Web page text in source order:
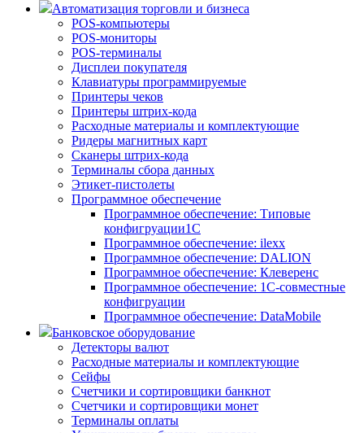
Автоматизация торговли и бизнеса
POS-компьютеры
POS-мониторы
POS-терминалы
Дисплеи покупателя
Клавиатуры программируемые
Принтеры чеков
Принтеры штрих-кода
Расходные материалы и комплектующие
Ридеры магнитных карт
Сканеры штрих-кода
Терминалы сбора данных
Этикет-пистолеты
Программное обеспечение
Программное обеспечение: Типовые
конфигруации1С
Программное обеспечение: ilexx
Программное обеспечение: DALION
Программное обеспечение: Клеверенс
Программное обеспечение: 1С-совместные
конфигруации
Программное обеспечение: DataMobile
Банковское оборудование
Детекторы валют
Расходные материалы и комплектующие
Сейфы
Счетчики и сортировщики банкнот
Счетчики и сортировщики монет
Терминалы оплаты